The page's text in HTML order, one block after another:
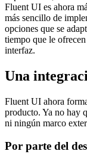
Fluent UI es ahora
más sencillo de
opciones que se
tiempo que le
interfaz.
Una
Fluent UI ahora
producto. Ya no hay
ni ningún marco
Por parte del